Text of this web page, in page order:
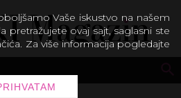
Vaše iskustvo na našem
pretražujete ovaj sajt, saglasni ste
Za više informacija pogledajte